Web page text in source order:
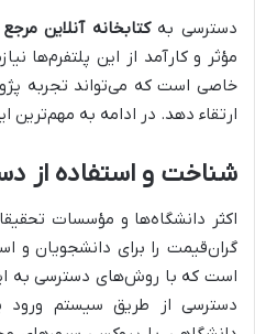
دسترسی بهکتابخانه آنلاین مرجع
مؤثر و کارآمد از این پلتفرم‌ها
خاصی است که می‌تواند تجربه
ارتقاء دهد. در ادامه به مهم‌ترین
شناخت و استفاده از
اکثر دانشگاه‌ها و مؤسسات
گران‌قیمت را برای دانشجویان و
است که با روش‌های دسترسی به